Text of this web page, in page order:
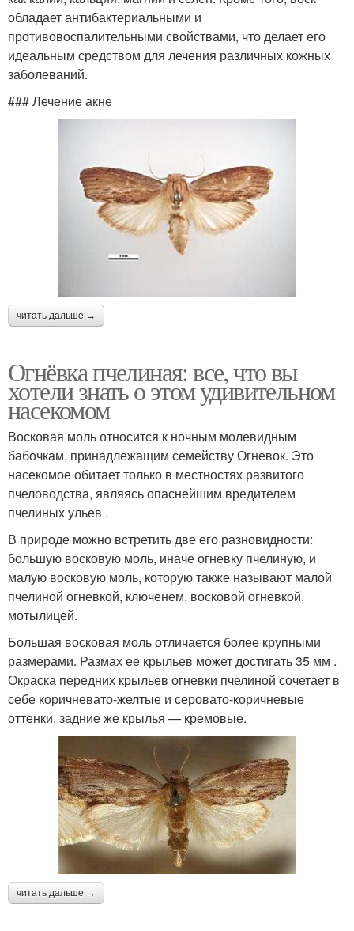
обладает антибактериальными и
противовоспалительными свойствами, что делает его
идеальным средством для лечения различных кожных
заболеваний.
### Лечение акне
читать дальше →
Огнёвка пчелиная: все, что вы
хотели знать о этом удивительном
насекомом
Восковая моль относится к ночным молевидным
бабочкам, принадлежащим семейству Огневок. Это
насекомое обитает только в местностях развитого
пчеловодства, являясь опаснейшим вредителем
пчелиных ульев .
В природе можно встретить две его разновидности:
большую восковую моль, иначе огневку пчелиную, и
малую восковую моль, которую также называют малой
пчелиной огневкой, ключенем, восковой огневкой,
мотылицей.
Большая восковая моль отличается более крупными
размерами. Размах ее крыльев может достигать 35 мм .
Окраска передних крыльев огневки пчелиной сочетает в
себе коричневато-желтые и серовато-коричневые
оттенки, задние же крылья — кремовые.
читать дальше →